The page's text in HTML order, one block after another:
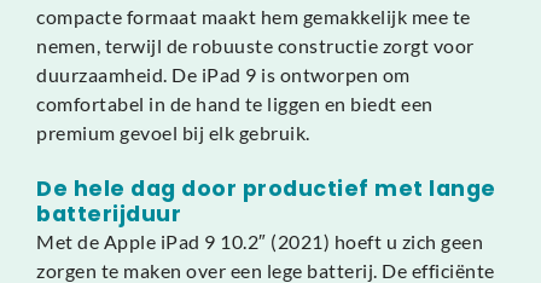
compacte formaat maakt hem gemakkelijk mee te
nemen, terwijl de robuuste constructie zorgt voor
duurzaamheid. De iPad 9 is ontworpen om
comfortabel in de hand te liggen en biedt een
premium gevoel bij elk gebruik.
De hele dag door productief met lange
batterijduur
Met de Apple iPad 9 10.2″ (2021) hoeft u zich geen
zorgen te maken over een lege batterij. De efficiënte